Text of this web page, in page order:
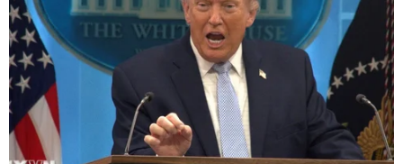
Thời tiết ngày 7/8: Bắc Bộ và Bắc
Trung Bộ giảm mưa về đêm, cục bộ
có mưa to
06/08/2026 23:15
Kế hoạch hành động phòng, chống